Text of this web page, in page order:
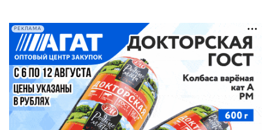
РЕКЛАМА